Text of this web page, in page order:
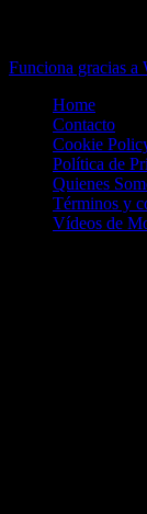
Funciona gracias a
Home
Contacto
Cookie
Política de
Quienes
Términos y
Vídeos de